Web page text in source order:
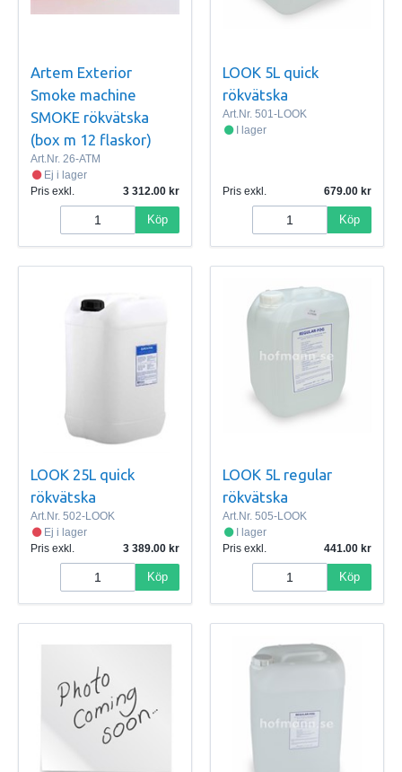
Artem Exterior
Smoke machine
SMOKE rökvätska
(box m 12 flaskor)
Art.Nr. 26-ATM
Ej i lager
Pris exkl.
3 312.00
Köp
LOOK 5L quick
rökvätska
Art.Nr. 501-LOOK
I lager
Pris exkl. 679.00
Köp
LOOK 25L quick
rökvätska
Art.Nr. 502-LOOK
Ej i lager
Pris exkl.
3 389.00
Köp
LOOK 5L regular
rökvätska
Art.Nr. 505-LOOK
I lager
Pris exkl.
441.00
Köp